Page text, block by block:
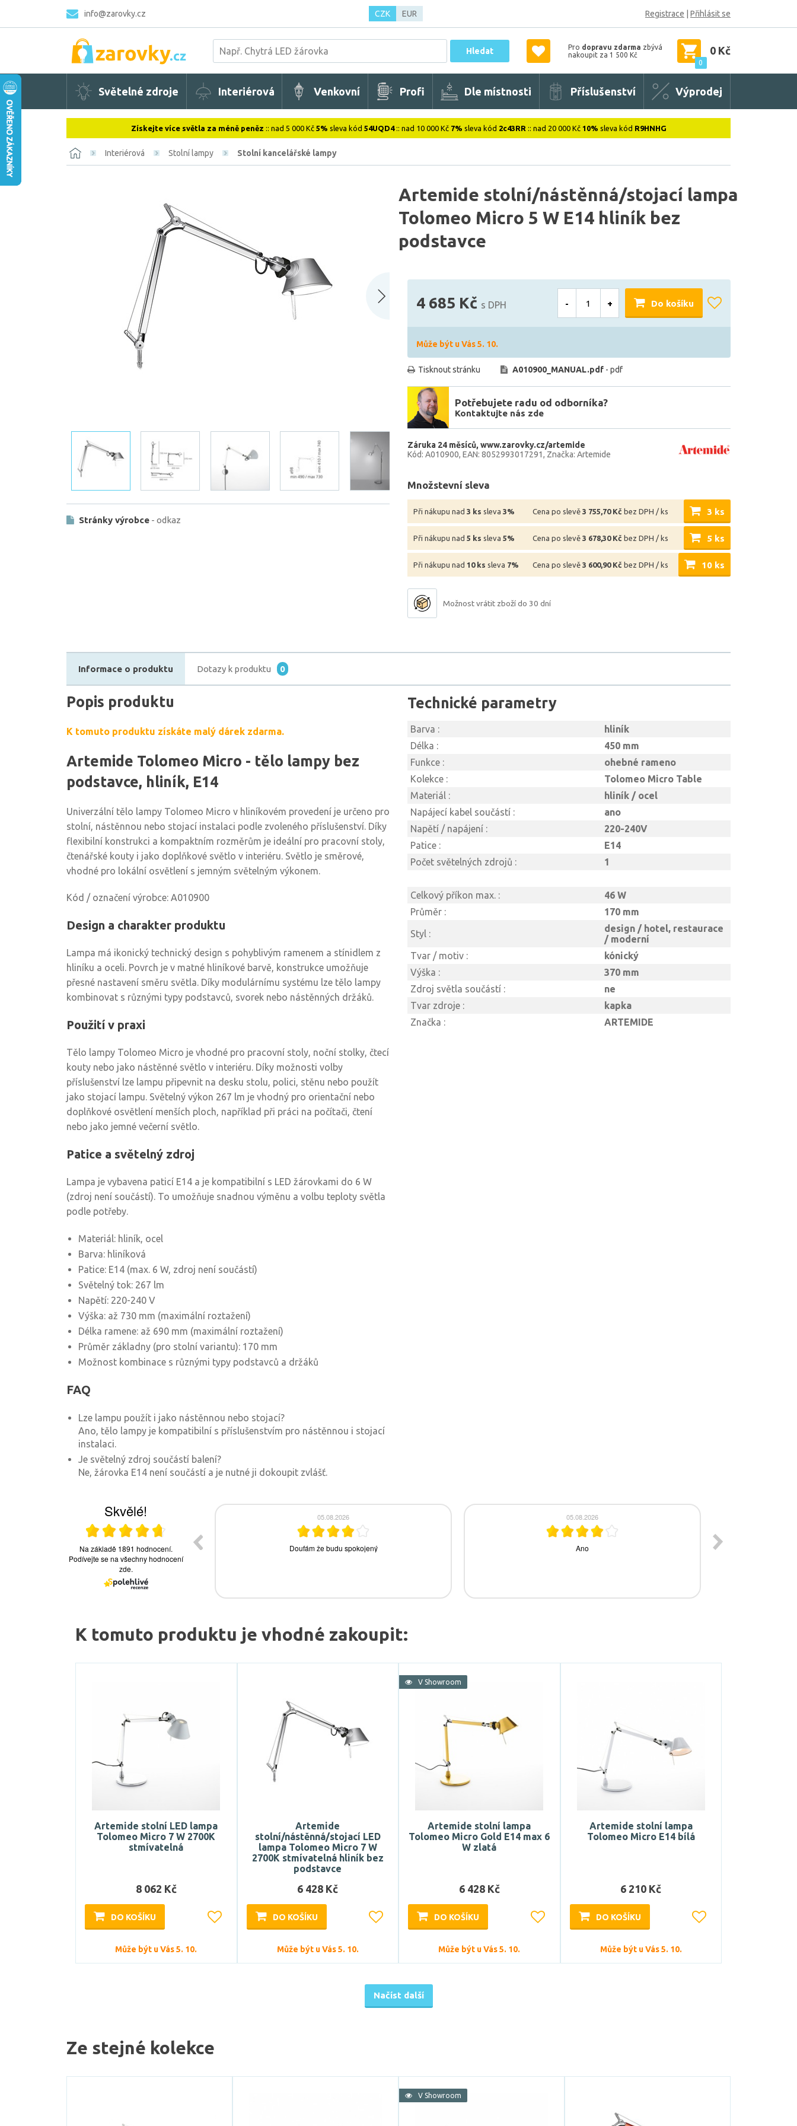
info@zarovky.cz CZK EUR Registrace Přihlásit se
Hledat Pro dopravu zdarma zbývá
nakoupit za 1 500 Kč
0
0 Kč
Světelné zdroje Interiérová Venkovní Profi Dle místnosti Příslušenství Výprodej
Získejte více světla za méně peněz :: nad 5 000 Kč 5% sleva kód 54UQD4:: nad 10 000 Kč 7% sleva kód 2c43RR :: nad 20 000 Kč 10% sleva kód R9HNHG
Interiérová Stolní lampy Stolní kancelářské lampy
Artemide stolní/nástěnná/stojací lampa
Tolomeo Micro 5 W E14 hliník bez
podstavce
Stránky výrobce - odkaz
4 685 Kč s DPH - + Do košíku
Může být u Vás 5. 10.
Tisknout stránku A010900_MANUAL.pdf - pdf
Potřebujete radu od odborníka?
Kontaktujte nás zde
Záruka 24 měsíců www.zarovky.cz/artemide
Kód: A010900 EAN: 8052993017291 Značka: Artemide
Množstevní sleva
Při nákupu nad 3 ks sleva 3% Cena po slevě 3 755,70 Kč bez DPH / ks 3 ks
Při nákupu nad 5 ks sleva 5% Cena po slevě 3 678,30 Kč bez DPH / ks 5 ks
Při nákupu nad 10 ks sleva 7% Cena po slevě 3 600,90 Kč bez DPH / ks 10 ks
Možnost vrátit zboží do 30 dní
Informace o produktu Dotazy k produktu 0
Popis produktu
K tomuto produktu získáte malý dárek zdarma.
Artemide Tolomeo Micro - tělo lampy bez
podstavce, hliník, E14
Univerzální tělo lampy Tolomeo Micro v hliníkovém provedení je určeno pro
stolní, nástěnnou nebo stojací instalaci podle zvoleného příslušenství. Díky
flexibilní konstrukci a kompaktním rozměrům je ideální pro pracovní stoly,
čtenářské kouty i jako doplňkové světlo v interiéru. Světlo je směrové,
vhodné pro lokální osvětlení s jemným světelným výkonem.
Kód / označení výrobce: A010900
Design a charakter produktu
Lampa má ikonický technický design s pohyblivým ramenem a stínidlem z
hliníku a oceli. Povrch je v matné hliníkové barvě, konstrukce umožňuje
přesné nastavení směru světla. Díky modulárnímu systému lze tělo lampy
kombinovat s různými typy podstavců, svorek nebo nástěnných držáků.
Použití v praxi
Tělo lampy Tolomeo Micro je vhodné pro pracovní stoly, noční stolky, čtecí
kouty nebo jako nástěnné světlo v interiéru. Díky možnosti volby
příslušenství lze lampu připevnit na desku stolu, polici, stěnu nebo použít
jako stojací lampu. Světelný výkon 267 lm je vhodný pro orientační nebo
doplňkové osvětlení menších ploch, například při práci na počítači, čtení
nebo jako jemné večerní světlo.
Patice a světelný zdroj
Lampa je vybavena paticí E14 a je kompatibilní s LED žárovkami do 6 W
(zdroj není součástí). To umožňuje snadnou výměnu a volbu teploty světla
podle potřeby.
Materiál: hliník, ocel
Barva: hliníková
Patice: E14 (max. 6 W, zdroj není součástí)
Světelný tok: 267 lm
Napětí: 220-240 V
Výška: až 730 mm (maximální roztažení)
Délka ramene: až 690 mm (maximální roztažení)
Průměr základny (pro stolní variantu): 170 mm
Možnost kombinace s různými typy podstavců a držáků
FAQ
Lze lampu použít i jako nástěnnou nebo stojací?
Ano, tělo lampy je kompatibilní s příslušenstvím pro nástěnnou i stojací
instalaci.
Je světelný zdroj součástí balení?
Ne, žárovka E14 není součástí a je nutné ji dokoupit zvlášť.
Technické parametry
Barva :
hliník
Délka :
450 mm
Funkce :
ohebné rameno
Kolekce :
Tolomeo Micro Table
Materiál :
hliník / ocel
Napájecí kabel součástí :
ano
Napětí / napájení :
220-240V
Patice :
E14
Počet světelných zdrojů :
1
Celkový příkon max. :
46 W
Průměr :
170 mm
Styl :
design / hotel, restaurace
/ moderní
Tvar / motiv :
kónický
Výška :
370 mm
Zdroj světla součástí :
ne
Tvar zdroje :
kapka
Značka :
ARTEMIDE
K tomuto produktu je vhodné zakoupit:
Artemide stolní LED lampa
Tolomeo Micro 7 W 2700K
stmívatelná
8 062 Kč
DO KOŠÍKU
Může být u Vás 5. 10.
Artemide
stolní/nástěnná/stojací LED
lampa Tolomeo Micro 7 W
2700K stmívatelná hliník bez
podstavce
6 428 Kč
DO KOŠÍKU
Může být u Vás 5. 10.
V Showroom
Artemide stolní lampa
Tolomeo Micro Gold E14 max 6
W zlatá
6 428 Kč
DO KOŠÍKU
Může být u Vás 5. 10.
Artemide stolní lampa
Tolomeo Micro E14 bílá
6 210 Kč
DO KOŠÍKU
Může být u Vás 5. 10.
Načíst další
Ze stejné kolekce
V Showroom